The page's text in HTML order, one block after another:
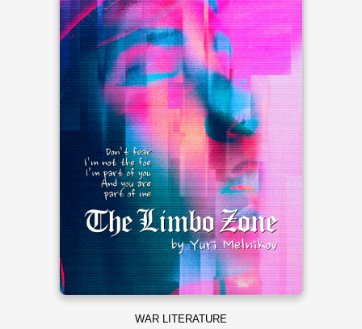
WAR LITERATURE